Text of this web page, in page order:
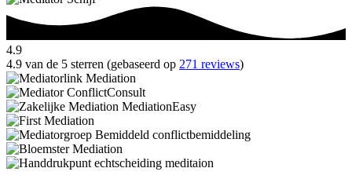
4.9
4.9 van de 5 sterren (gebaseerd op 271 reviews)